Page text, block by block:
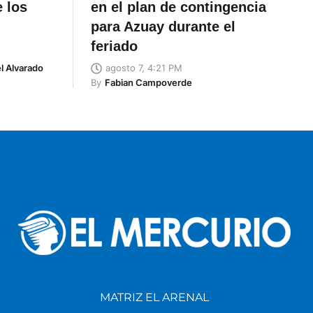
los
Alvarado
en el plan de contingencia
para Azuay durante el
feriado
agosto 7, 4:21 PM
By Fabian Campoverde
MATRIZ EL ARENAL